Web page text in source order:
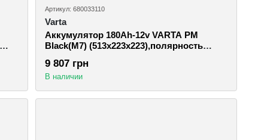
Артикул: 680033110
Varta
Аккумулятор 180Ah-12v VARTA PM
Black(M7) (513x223x223),полярность
9 807 грн
В наличии